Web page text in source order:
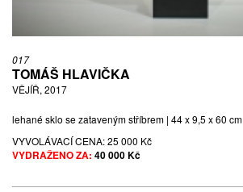
017
TOMÁŠ HLAVIČKA
VĚJÍŘ, 2017
lehané sklo se zataveným stříbrem | 44 x 9,5 x 60 cm
VYVOLÁVACÍ CENA:25 000 Kč
VYDRAŽENO ZA: 40 000 Kč